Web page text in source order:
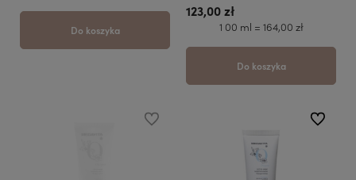
Do koszyka
123,00 zł
1 00 ml = 164,00 zł
Do koszyka
do ulubionych do